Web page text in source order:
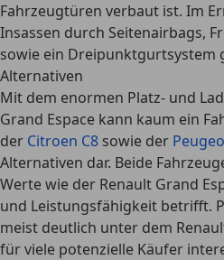
Fahrzeugtüren verbaut ist. Im
Insassen durch Seitenairbags,
sowie ein Dreipunktgurtsystem
Alternativen
Mit dem enormen Platz- und
Grand Espace kann kaum ein
der Citroen C8 sowie der
Alternativen dar. Beide
Werte wie der Renault Grand
und Leistungsfähigkeit betrifft.
meist deutlich unter dem
für viele potenzielle Käufer